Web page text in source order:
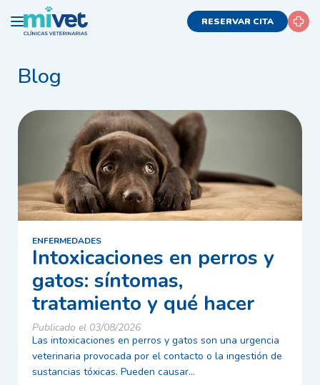
RESERVAR CITA
Blog
ENFERMEDADES
Intoxicaciones en perros y
gatos: síntomas,
tratamiento y qué hacer
Publicado el 03/08/2026
Las intoxicaciones en perros y gatos son una urgencia
veterinaria provocada por el contacto o la ingestión de
sustancias tóxicas. Pueden causar...